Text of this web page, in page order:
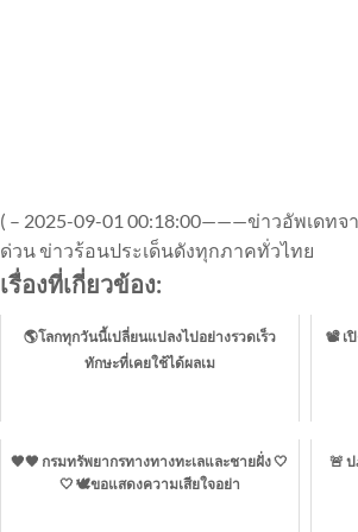
( – 2025-09-01 00:18:00———ข่าวอัพเดทจ
ด่วน ข่าวร้อนประเด็นดังทุกภาคทั่วไทย
เรื่องที่เกี่ยวข้อง:
🌎โลกทุกวันนี้เปลี่ยนแปลงไปอย่างรวดเร็ว
ทักษะที่เคยใช้ได้ผลเม
📽️ เ
🖤🖤 กรมทรัพยากรทางทางทะเลและชายฝั่ง 🤍
🤍 🕊️ขอแสดงความเสียใจอย่า
🚨